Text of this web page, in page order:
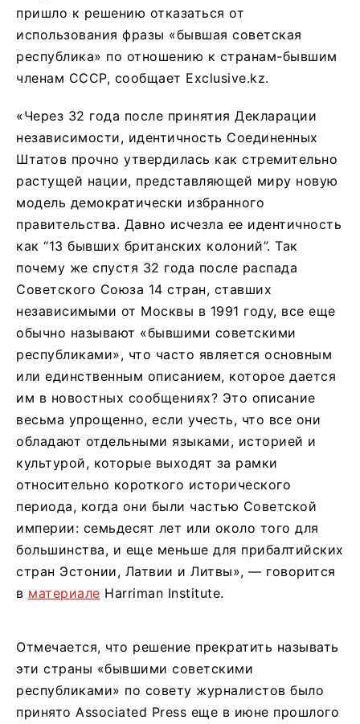
пришло к решению отказаться от
использования фразы «бывшая советская
республика» по отношению к странам-бывшим
членам СССР, сообщает Exclusive.kz.
«Через 32 года после принятия Декларации
независимости, идентичность Соединенных
Штатов прочно утвердилась как стремительно
растущей нации, представляющей миру новую
модель демократически избранного
правительства. Давно исчезла ее идентичность
как “13 бывших британских колоний”. Так
почему же спустя 32 года после распада
Советского Союза 14 стран, ставших
независимыми от Москвы в 1991 году, все еще
обычно называют «бывшими советскими
республиками», что часто является основным
или единственным описанием, которое дается
им в новостных сообщениях? Это описание
весьма упрощенно, если учесть, что все они
обладают отдельными языками, историей и
культурой, которые выходят за рамки
относительно короткого исторического
периода, когда они были частью Советской
империи: семьдесят лет или около того для
большинства, и еще меньше для прибалтийских
стран Эстонии, Латвии и Литвы», — говорится
в материале Harriman Institute.
Отмечается, что решение прекратить называть
эти страны «бывшими советскими
республиками» по совету журналистов было
принято Associated Press еще в июне прошлого